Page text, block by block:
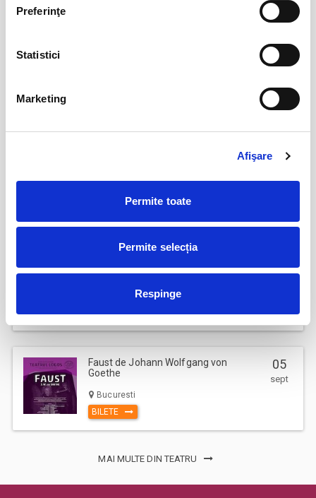
Preferinţe
Statistici
Marketing
Afişare
Permite toate
Permite selecția
Respinge
aglomerarea pe caile de acces sau deranjarea celorlalti spectatori
dupa inceperea spectacolului/evenimentului.
22
23
aug
BILETE
29
Faust de Johann Wolfgang von
Goethe
Bucuresti
BILETE
05
sept
MAI MULTE DIN TEATRU